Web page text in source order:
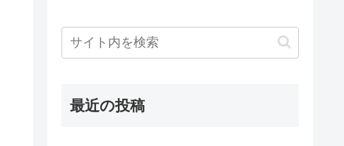
最近の投稿